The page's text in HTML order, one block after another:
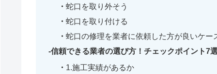
蛇口を取り外そう
蛇口を取り付ける
蛇口の修理を業者に依頼した方が良いケー
信頼できる業者の選び方！チェックポイント7選
1.施工実績があるか